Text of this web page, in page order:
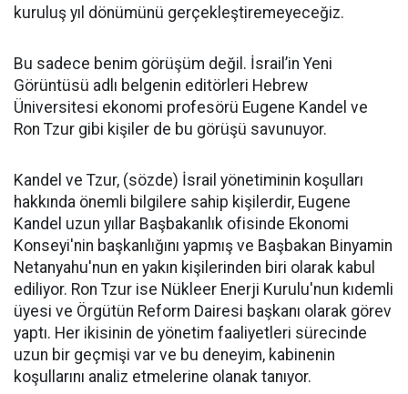
kuruluş yıl dönümünü gerçekleştiremeyeceğiz.
Bu sadece benim görüşüm değil. İsrail’in Yeni
Görüntüsü adlı belgenin editörleri Hebrew
Üniversitesi ekonomi profesörü Eugene Kandel ve
Ron Tzur gibi kişiler de bu görüşü savunuyor.
Kandel ve Tzur, (sözde) İsrail yönetiminin koşulları
hakkında önemli bilgilere sahip kişilerdir, Eugene
Kandel uzun yıllar Başbakanlık ofisinde Ekonomi
Konseyi'nin başkanlığını yapmış ve Başbakan Binyamin
Netanyahu'nun en yakın kişilerinden biri olarak kabul
ediliyor. Ron Tzur ise Nükleer Enerji Kurulu'nun kıdemli
üyesi ve Örgütün Reform Dairesi başkanı olarak görev
yaptı. Her ikisinin de yönetim faaliyetleri sürecinde
uzun bir geçmişi var ve bu deneyim, kabinenin
koşullarını analiz etmelerine olanak tanıyor.